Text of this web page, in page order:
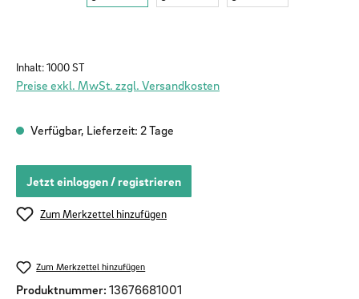
Inhalt:1000 ST
Preise exkl. MwSt. zzgl. Versandkosten
Verfügbar, Lieferzeit: 2 Tage
Jetzt einloggen / registrieren
Zum Merkzettel hinzufügen
Zum Merkzettel hinzufügen
Produktnummer: 13676681001